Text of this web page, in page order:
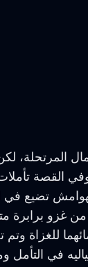
القصة
تضيع
برابرة
للغزاة
التأمل